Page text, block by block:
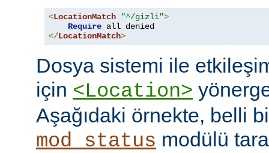
<LocationMatch "^/gizli">
Require
</LocationMatch>
Dosya sistemi ile
için <Location>
Aşağıdaki örnekte, belli
mod_status modülü